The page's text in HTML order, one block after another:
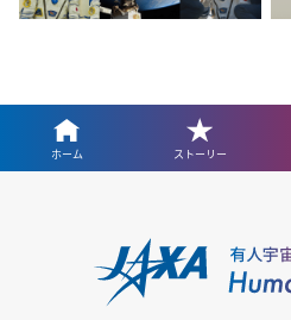
ホーム ストーリー